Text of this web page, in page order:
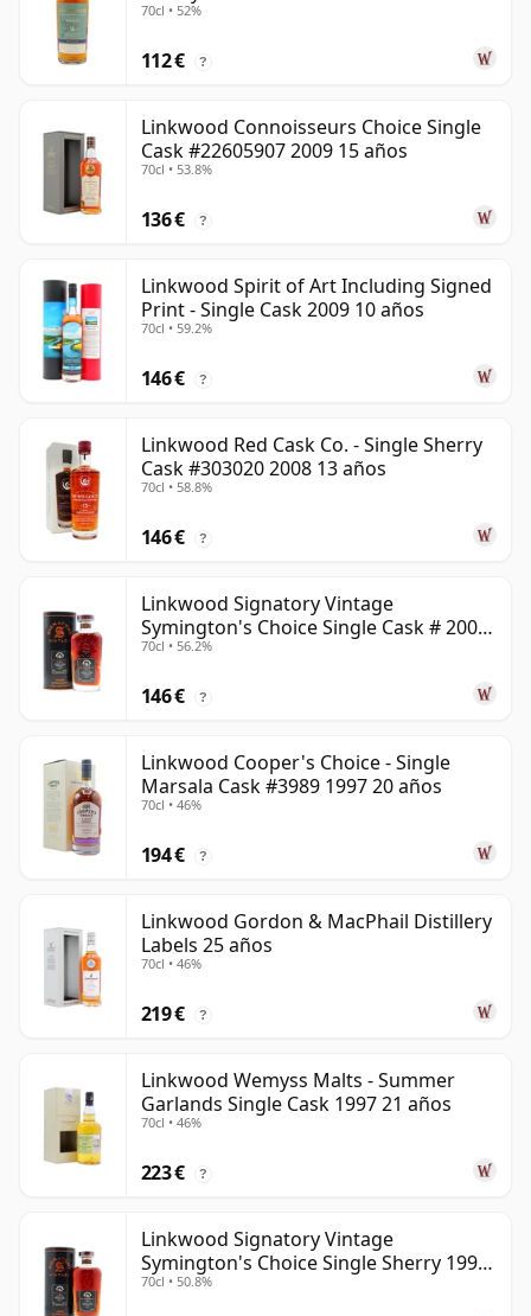
70cl • 52%
112 € ?
Linkwood Connoisseurs Choice Single
Cask #22605907 2009 15 años
70cl • 53.8%
136 € ?
Linkwood Spirit of Art Including Signed
Print - Single Cask 2009 10 años
70cl • 59.2%
146 € ?
Linkwood Red Cask Co. - Single Sherry
Cask #303020 2008 13 años
70cl • 58.8%
146 € ?
Linkwood Signatory Vintage
Symington's Choice Single Cask # 2009
15 años
70cl • 56.2%
146 € ?
Linkwood Cooper's Choice - Single
Marsala Cask #3989 1997 20 años
70cl • 46%
194 € ?
Linkwood Gordon & MacPhail Distillery
Labels 25 años
70cl • 46%
219 € ?
Linkwood Wemyss Malts - Summer
Garlands Single Cask 1997 21 años
70cl • 46%
223 € ?
Linkwood Signatory Vintage
Symington's Choice Single Sherry 1995
30 años
70cl • 50.8%